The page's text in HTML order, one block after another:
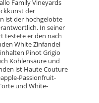
Family Vineyards
der
ist der hochgelobte
In seiner
testete er den nach
White Zinfandel
Pinot Grigio
Kohlensäure und
ist Haute Couture
Passionfruit-
und White-